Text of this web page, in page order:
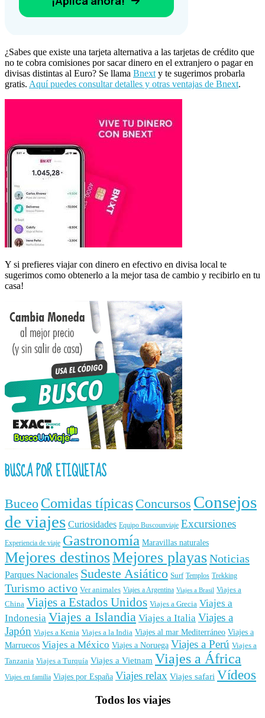
¿Sabes que existe una tarjeta alternativa a las tarjetas de crédito que
no te cobra comisiones por sacar dinero en el extranjero o pagar en
divisas distintas al Euro? Se llama Bnext y te sugerimos probarla
gratis. Aquí puedes consultar detalles y otras ventajas de Bnext.
Y si prefieres viajar con dinero en efectivo en divisa local te
sugerimos como obtenerlo a la mejor tasa de cambio y recibirlo en tu
casa!
BUSCA POR ETIQUETAS
Buceo Comidas típicas Concursos Consejos
de viajes Curiosidades Equipo Buscounviaje Excursiones
Experiencia de viaje Gastronomía Maravillas naturales
Mejores destinosMejores playasNoticias
Parques Nacionales Sudeste Asiático Surf Templos Trekking
Turismo activo Ver animales Viajes a Argentina Viajes a Brasil Viajes a
China Viajes a Estados Unidos Viajes a Grecia Viajes a
Indonesia Viajes a Islandia Viajes a Italia Viajes a
Japón Viajes a Kenia Viajes a la India Viajes al mar Mediterráneo Viajes a
Marruecos Viajes a México Viajes a Noruega Viajes a Perú Viajes a
Tanzania Viajes a Turquía Viajes a Vietnam Viajes a África
Viajes en familia Viajes por España Viajes relax Viajes safari Vídeos
Todos los viajes